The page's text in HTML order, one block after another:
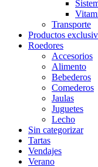
Transporte
Productos
Roedores
Accesorios
Alimento
Bebederos
Comederos
Jaulas
Juguetes
Lecho
Sin categorizar
Tartas
Vendajes
Verano